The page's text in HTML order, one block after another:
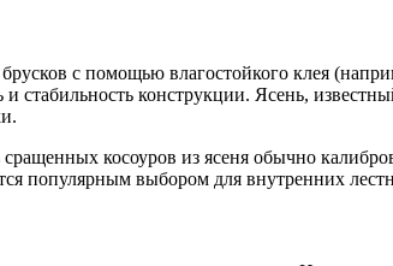
с помощью влагостойкого клея
конструкции. Ясень,
косоуров из ясеня обычно
популярным выбором для внутренних